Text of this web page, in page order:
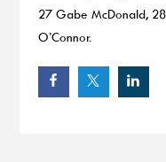
27 Gabe McDonald,
O’Connor.